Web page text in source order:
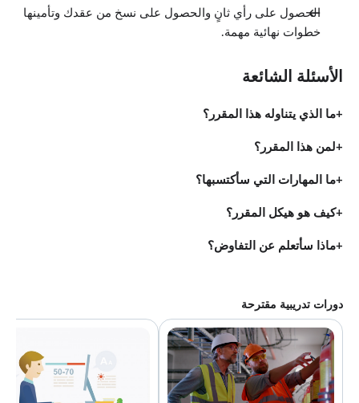
الحصول على رأي ثانٍ والحصول على نسخ من عقدك وتأمينها
خطوات نهائية مهمة.
الأسئلة الشائعة
ما الذي يتناوله هذا المقرر؟
لمن هذا المقرر؟
ما المهارات التي سأكتسبها؟
كيف هو هيكل المقرر؟
ماذا سأتعلم عن التفاوض؟
دورات تدريبية مقترحة